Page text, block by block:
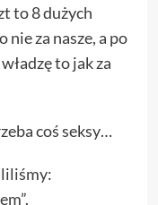
to 8 dużych
za nasze, a po
to jak za
coś seksy…